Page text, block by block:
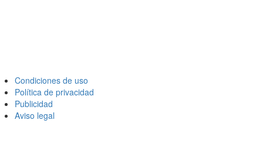
Condiciones de uso
Política de privacidad
Publicidad
Aviso legal